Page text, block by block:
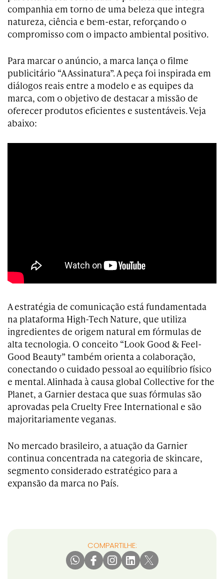
companhia em torno de uma beleza que integra
natureza, ciência e bem-estar, reforçando o
compromisso com o impacto ambiental positivo.
Para marcar o anúncio, a marca lança o filme
publicitário “A Assinatura”. A peça foi inspirada em
diálogos reais entre a modelo e as equipes da
marca, com o objetivo de destacar a missão de
oferecer produtos eficientes e sustentáveis. Veja
abaixo:
A estratégia de comunicação está fundamentada
na plataforma High-Tech Nature, que utiliza
ingredientes de origem natural em fórmulas de
alta tecnologia. O conceito “Look Good & Feel-
Good Beauty” também orienta a colaboração,
conectando o cuidado pessoal ao equilíbrio físico
e mental. Alinhada à causa global Collective for the
Planet, a Garnier destaca que suas fórmulas são
aprovadas pela Cruelty Free International e são
majoritariamente veganas.
No mercado brasileiro, a atuação da Garnier
continua concentrada na categoria de skincare,
segmento considerado estratégico para a
expansão da marca no País.
COMPARTILHE: